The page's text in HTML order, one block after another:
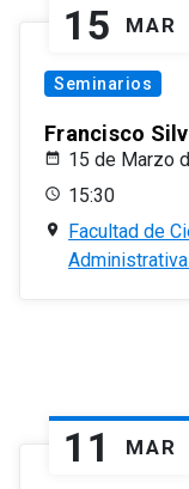
15 MAR
Seminarios
Francisco
15 de Marzo
15:30
Facultad de
11 MAR